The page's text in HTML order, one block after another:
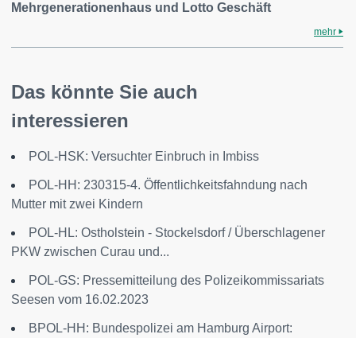
Mehrgenerationenhaus und Lotto Geschäft
mehr
Das könnte Sie auch
interessieren
POL-HSK: Versuchter Einbruch in Imbiss
POL-HH: 230315-4. Öffentlichkeitsfahndung nach
Mutter mit zwei Kindern
POL-HL: Ostholstein - Stockelsdorf / Überschlagener
PKW zwischen Curau und...
POL-GS: Pressemitteilung des Polizeikommissariats
Seesen vom 16.02.2023
BPOL-HH: Bundespolizei am Hamburg Airport: